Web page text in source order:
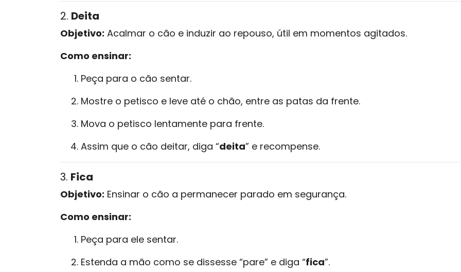
2. Deita
Objetivo: Acalmar o cão e induzir ao repouso, útil em momentos agitados.
Como ensinar:
Peça para o cão sentar.
Mostre o petisco e leve até o chão, entre as patas da frente.
Mova o petisco lentamente para frente.
Assim que o cão deitar, diga “deita” e recompense.
3. Fica
Objetivo: Ensinar o cão a permanecer parado em segurança.
Como ensinar:
Peça para ele sentar.
Estenda a mão como se dissesse “pare” e diga “fica”.